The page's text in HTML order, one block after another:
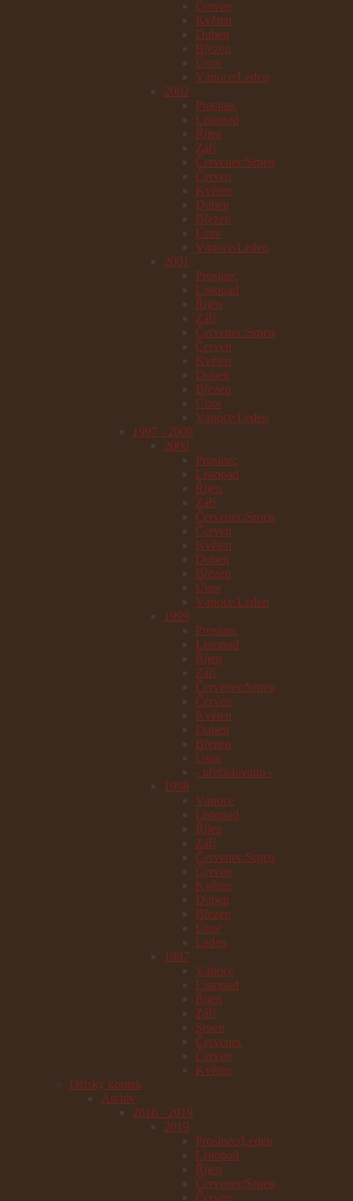
Červen
Květen
Duben
Březen
Únor
Vánoce/Leden
2002
Prosinec
Listopad
Říjen
Září
Červenec/Srpen
Červen
Květen
Duben
Březen
Únor
Vánoce/Leden
2001
Prosinec
Listopad
Říjen
Září
Červenec/Srpen
Červen
Květen
Duben
Březen
Únor
Vánoce/Leden
1997 - 2000
2000
Prosinec
Listopad
Říjen
Září
Červenec/Srpen
Červen
Květen
Duben
Březen
Únor
Vánoce/Leden
1999
Prosinec
Listopad
Říjen
Září
Červenec/Srpen
Červen
Květen
Duben
Březen
Únor
- přečíslováno -
1998
Vánoce
Listopad
Říjen
Září
Červenec/Srpen
Červen
Květen
Duben
Březen
Únor
Leden
1997
Vánoce
Listopad
Říjen
Září
Srpen
Červenec
Červen
Květen
Dětský koutek
Archiv
2016 - 2019
2019
Prosinec/Leden
Listopad
Říjen
Červenec/Srpen
Červen